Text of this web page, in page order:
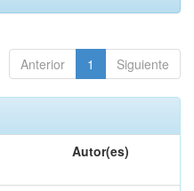
Anterior 1 Siguiente
Autor(es)